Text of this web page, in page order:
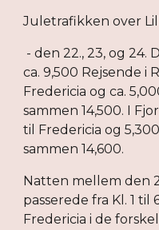
Juletrafikken over
- den 22., 23, og
ca. 9,500 Rejsende i
Fredericia og ca.
sammen 14,500. I
til Fredericia og
sammen 14,600.
Natten mellem den
passerede fra Kl. 1 til
Fredericia i de